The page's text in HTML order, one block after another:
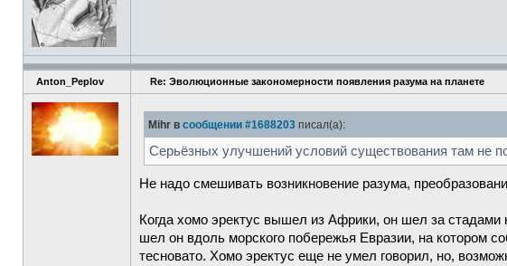
Anton_Peplov Re: Эволюционные закономерности появления разума на планете
Mihr в сообщении #1688203 писал(а):
Серьёзных улучшений условий существования там не
Не надо смешивать возникновение разума,
Когда хомо эректус вышел из Африки, он шел за
шел он вдоль морского побережья Евразии, на котором
тесновато. Хомо эректус еще не умел говорил, но,